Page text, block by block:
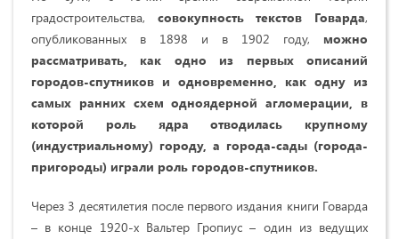
градостроительства, совокупность текстов Говарда,
опубликованных в 1898 и в 1902 году, можно
рассматривать, как одно из первых описаний
городов-спутников и одновременно, как одну из
самых ранних схем одноядерной агломерации, в
которой роль ядра отводилась крупному
(индустриальному) городу, а города-сады (города-
пригороды) играли роль городов-спутников.
Через 3 десятилетия после первого издания книги Говарда
– в конце 1920-х Вальтер Гропиус – один из ведущих